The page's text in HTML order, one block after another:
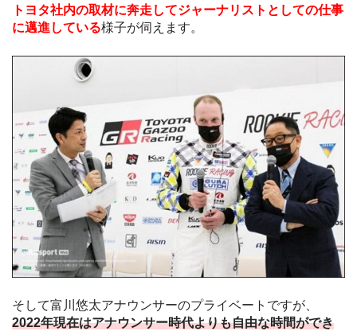
トヨタ社内の取材に奔走してジャーナリストとしての仕事
に邁進している様子が伺えます。
そして富川悠太アナウンサーのプライベートですが、
2022年現在はアナウンサー時代よりも自由な時間ができ